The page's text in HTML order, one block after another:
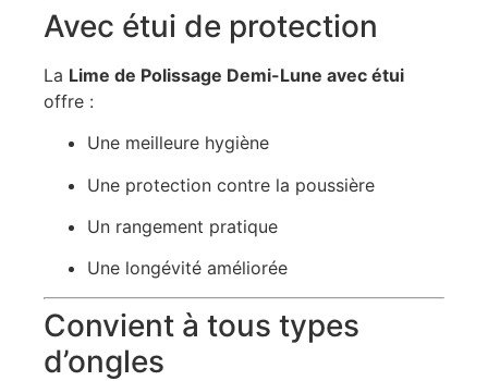
Avec étui de protection
La Lime de Polissage Demi-Lune avec étui
offre :
Une meilleure hygiène
Une protection contre la poussière
Un rangement pratique
Une longévité améliorée
Convient à tous types
d’ongles